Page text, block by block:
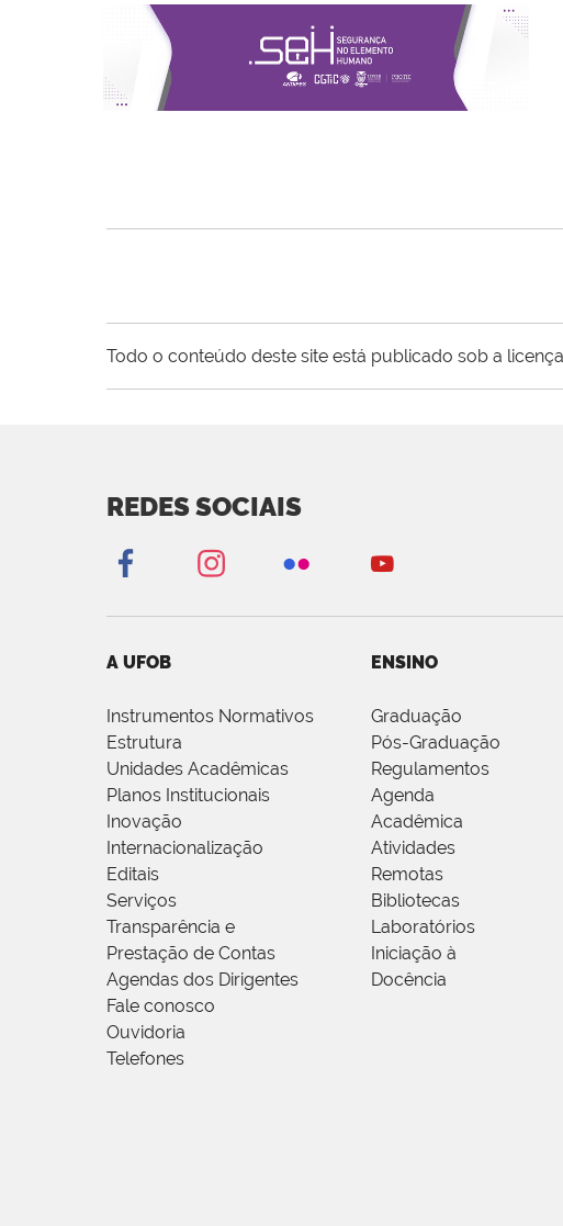
Todo o conteúdo deste site está publicado sob a licença
REDES SOCIAIS
A UFOB
Instrumentos Normativos
Estrutura
Unidades Acadêmicas
Planos Institucionais
Inovação
Internacionalização
Editais
Serviços
Transparência e
Prestação de Contas
Agendas dos Dirigentes
Fale conosco
Ouvidoria
Telefones
ENSINO
Graduação
Pós-Graduação
Regulamentos
Agenda
Acadêmica
Atividades
Remotas
Bibliotecas
Laboratórios
Iniciação à
Docência